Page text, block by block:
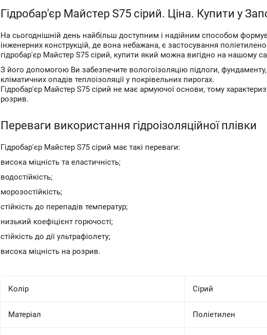
Гідробар'єр Майстер S75 сірий. Ціна. Купити у
На сьогоднішній день найбільш доступним і надійним способом
інженерних конструкцій, де вона небажана, є застосування
гідробар'єр Майстер S75 сірий, купити який можна вигідно на нашому
З його допомогою Ви забезпечите вологоізоляцію підлоги,
кліматичних опадів теплоізоляції у покрівельних пирогах.
Гідробар'єр Майстер S75 сірий не має армуючої основи, тому
розрив.
Переваги використання гідроізоляційної плівки
Гідробар'єр Майстер S75 сірий має такі переваги:
висока міцність та еластичність;
водостійкість;
морозостійкість;
стійкість до перепадів температур;
низький коефіцієнт горючості;
стійкість до дії ультрафіолету;
висока міцність на розрив.
Колір Сірий
Матеріал Поліетилен